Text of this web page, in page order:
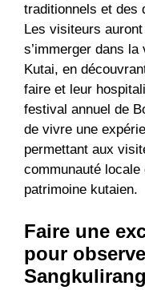
traditionnels et des
Les visiteurs
s’immerger dans
Kutai, en
faire et leur
festival annuel de
de vivre une
permettant aux
communauté
patrimoine kutaien.
Faire une
pour
Sangkulirang